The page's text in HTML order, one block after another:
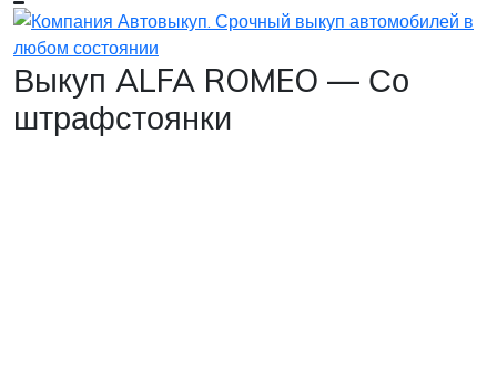
Выкуп ALFA ROMEO — Со
штрафстоянки